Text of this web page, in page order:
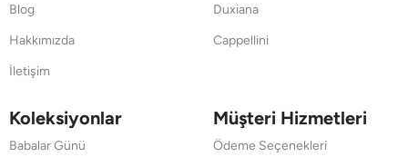
Blog
Hakkımızda
İletişim
Duxiana
Cappellini
Koleksiyonlar
Babalar Günü
Müşteri Hizmetleri
Ödeme Seçenekleri